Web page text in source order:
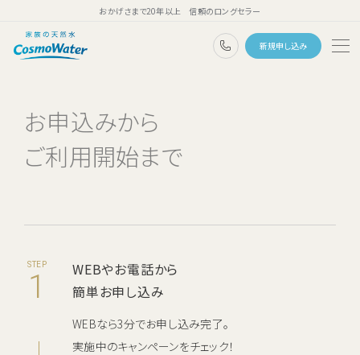
おかげさまで20年以上 信頼のロングセラー
0120-1132-99
新規申し込み
ウォーターサーバー
天然水
天然水のある暮らし
ユーザーボイス
よくあるご質問
料金・ご利用案内
お申込みから
ご利用開始まで
STEP
1
WEBやお電話から
簡単お申し込み
WEBなら3分でお申し込み完了。
実施中のキャンペーンをチェック！